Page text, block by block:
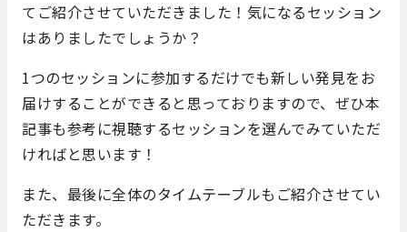
てご紹介させていただきました！気になるセッション
はありましたでしょうか？
1つのセッションに参加するだけでも新しい発見をお
届けすることができると思っておりますので、ぜひ本
記事も参考に視聴するセッションを選んでみていただ
ければと思います！
また、最後に全体のタイムテーブルもご紹介させてい
ただきます。